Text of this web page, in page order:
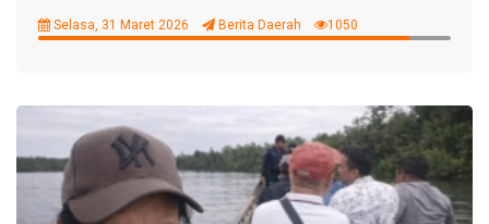
Selasa, 31 Maret 2026 Berita Daerah 1050